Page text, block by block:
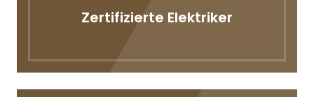
Zertifizierte Elektriker